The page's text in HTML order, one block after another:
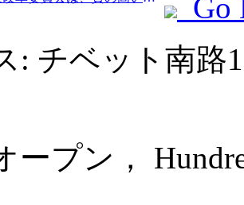
Go
: チベット南路
ープン，